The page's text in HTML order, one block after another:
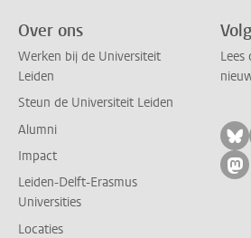
Over ons
Werken bij de Universiteit
Leiden
Steun de Universiteit Leiden
Alumni
Impact
Leiden-Delft-Erasmus
Universities
Locaties
Lees